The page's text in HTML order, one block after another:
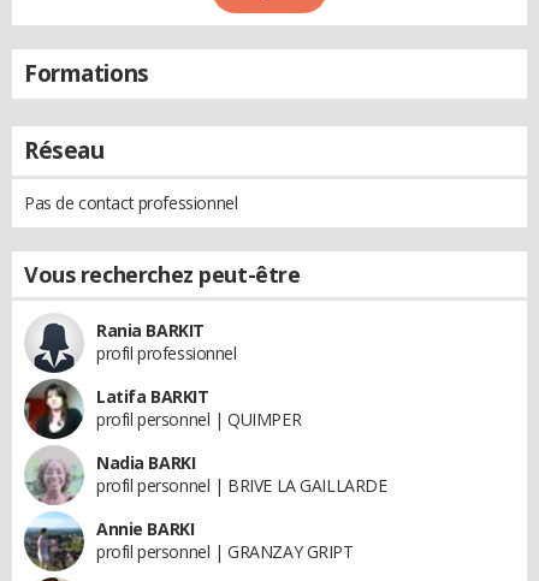
Formations
Réseau
Pas de contact professionnel
Vous recherchez peut-être
Rania BARKIT
profil professionnel
Latifa BARKIT
profil personnel | QUIMPER
Nadia BARKI
profil personnel | BRIVE LA GAILLARDE
Annie BARKI
profil personnel | GRANZAY GRIPT